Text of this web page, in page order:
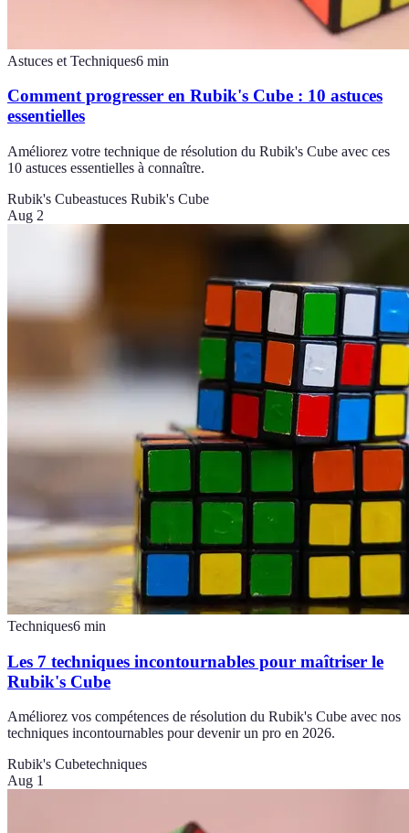
Astuces et Techniques6 min
Comment progresser en Rubik's Cube : 10 astuces
essentielles
Améliorez votre technique de résolution du Rubik's Cube avec ces
10 astuces essentielles à connaître.
Rubik's Cubeastuces Rubik's Cube
Aug 2
Techniques6 min
Les 7 techniques incontournables pour maîtriser le
Rubik's Cube
Améliorez vos compétences de résolution du Rubik's Cube avec nos
techniques incontournables pour devenir un pro en 2026.
Rubik's Cubetechniques
Aug 1